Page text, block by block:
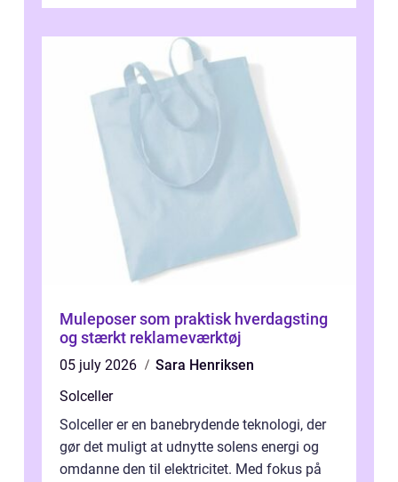
Muleposer som praktisk hverdagsting
og stærkt reklameværktøj
05 july 2026
Sara Henriksen
Solceller
Solceller er en banebrydende teknologi, der
gør det muligt at udnytte solens energi og
omdanne den til elektricitet. Med fokus på